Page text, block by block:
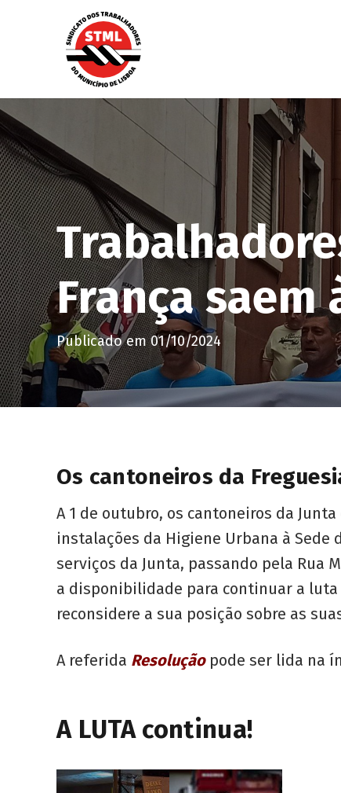
França saem
Publicado em01/10/2024
Os cantoneiros da
A 1 de outubro, os cantoneiros da
instalações da Higiene Urbana à
serviços da Junta, passando pela Rua
a disponibilidade para continuar a luta
reconsidere a sua posição sobre as
A referida Resoluçãopode ser lida na
A LUTA continua!